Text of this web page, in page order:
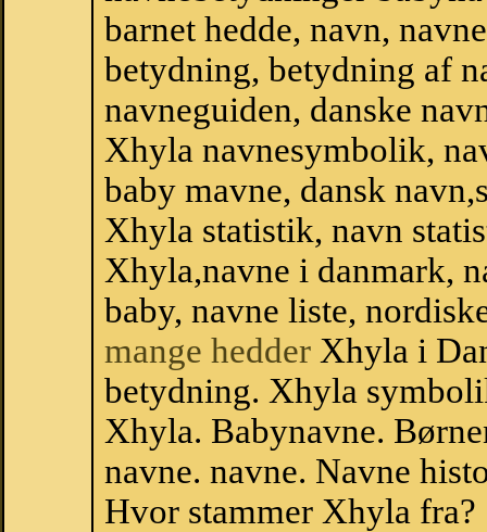
barnet hedde, navn,
betydning, betydning af
navneguiden, danske
Xhyla navnesymbolik,
baby mavne, dansk
Xhyla statistik, navn
Xhyla,navne i danmark,
baby, navne liste,
mange hedder Xhyla i
betydning. Xhyla
Xhyla. Babynavne.
navne. navne. Navne
Hvor stammer Xhyla fra?